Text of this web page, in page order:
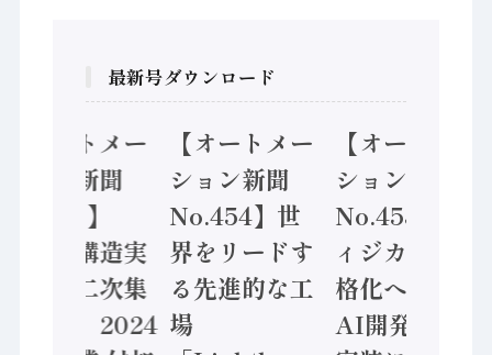
最新号ダウンロード
【オートメー
ション新聞
No.455】
「経済構造実
態調査二次集
計結果」2024
【オートメー
ション新聞
No.454】世
界をリードす
る先進的な工
場
【オートメー
ション新聞
No.453】フ
ィジカルAI本
格化へ 国産
AI開発や社会